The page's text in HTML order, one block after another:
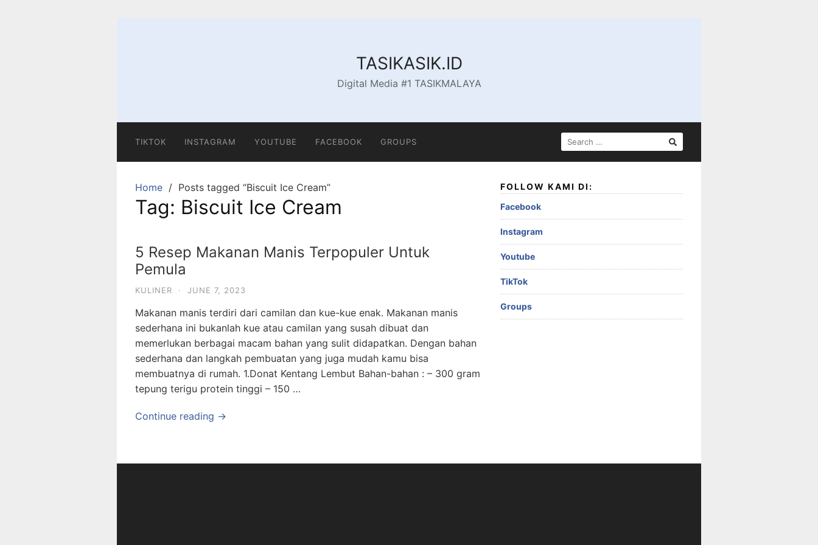
TASIKASIK.ID
Digital Media #1 TASIKMALAYA
TIKTOK INSTAGRAM YOUTUBE FACEBOOK GROUPS
SEARCH
FOR:
Home Posts tagged “Biscuit Ice Cream”
Tag: Biscuit Ice Cream
5 Resep Makanan Manis Terpopuler Untuk
Pemula
KULINER · JUNE 7, 2023
Makanan manis terdiri dari camilan dan kue-kue enak. Makanan manis
sederhana ini bukanlah kue atau camilan yang susah dibuat dan
memerlukan berbagai macam bahan yang sulit didapatkan. Dengan bahan
sederhana dan langkah pembuatan yang juga mudah kamu bisa
membuatnya di rumah. 1.Donat Kentang Lembut Bahan-bahan : – 300 gram
tepung terigu protein tinggi – 150 …
Continue reading →
FOLLOW KAMI DI:
Facebook
Instagram
Youtube
TikTok
Groups